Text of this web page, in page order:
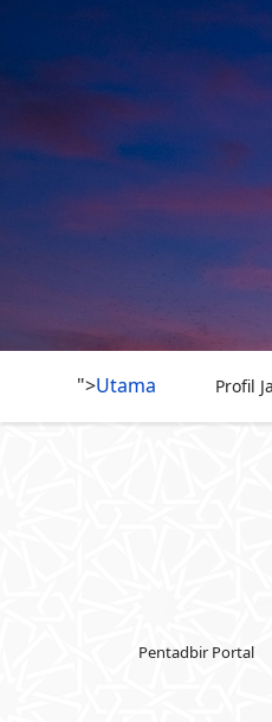
">Utama Profil
Pentadbir Portal